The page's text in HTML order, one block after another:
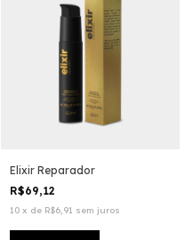
Elixir Reparador
R$69,12
10 x de R$6,91 sem juros